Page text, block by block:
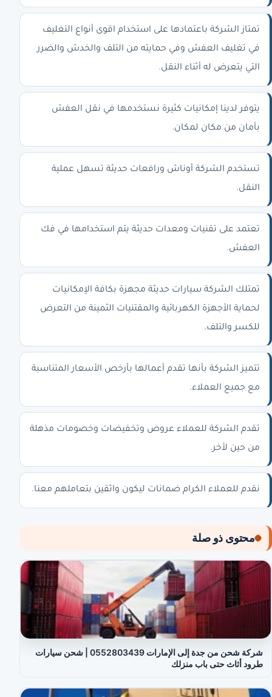
تمتاز الشركة باعتمادها على استخدام اقوى أنواع التغليف
في تغليف العفش وفي حمايته من التلف والخدش والضرر
التي يتعرض له أثناء النقل.
يتوفر لدينا إمكانيات كثيرة نستخدمها في نقل العفش
بأمان من مكان لمكان.
تستخدم الشركة أوناش ورافعات حديثة تسهل عملية
النقل.
تعتمد على تقنيات ومعدات حديثة يتم استخدامها في فك
العفش.
تمتلك الشركة سيارات حديثة مجهزة بكافة الإمكانيات
لحماية الأجهزة الكهربائية والمقتنيات الثمينة من التعرض
للكسر والتلف.
تتميز الشركة بأنها تقدم أعمالها بأرخص الأسعار المتناسبة
مع جميع العملاء.
تقدم الشركة للعملاء عروض وتخفيضات وخصومات مذهلة
من حين لأخر.
نقدم للعملاء الكرام ضمانات ليكون واثقين بتعاملهم معنا.
محتوى ذو صلة
شركة شحن من جدة إلى الإمارات 0552803439 | شحن سيارات
طرود أثاث حتى باب منزلك